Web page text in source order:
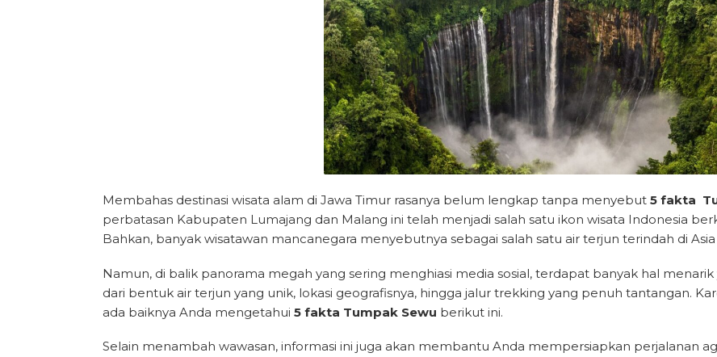
Membahas destinasi wisata alam di Jawa Timur rasanya belum lengkap tanpa menyebut 5 fakta
perbatasan Kabupaten Lumajang dan Malang ini telah menjadi salah satu ikon wisata Indonesia
Bahkan, banyak wisatawan mancanegara menyebutnya sebagai salah satu air terjun terindah di Asia
Namun, di balik panorama megah yang sering menghiasi media sosial, terdapat banyak hal
dari bentuk air terjun yang unik, lokasi geografisnya, hingga jalur trekking yang penuh tantangan.
ada baiknya Anda mengetahui 5 fakta Tumpak Sewu berikut ini.
Selain menambah wawasan, informasi ini juga akan membantu Anda mempersiapkan perjalanan